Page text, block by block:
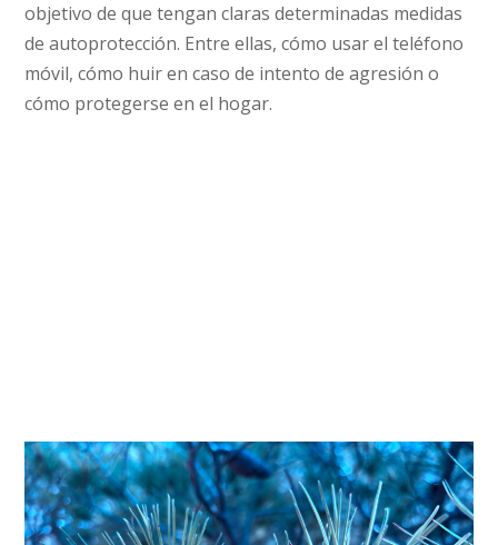
objetivo de que tengan claras determinadas medidas
de autoprotección. Entre ellas, cómo usar el teléfono
móvil, cómo huir en caso de intento de agresión o
cómo protegerse en el hogar.